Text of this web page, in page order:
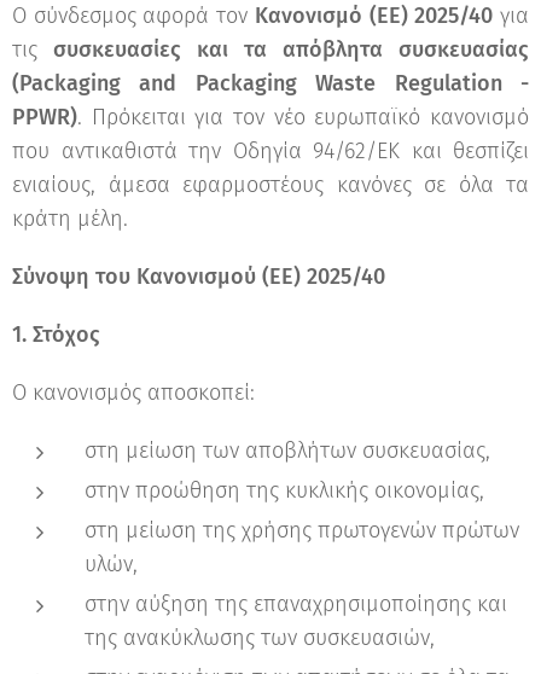
Ο σύνδεσμος αφορά τον Κανονισμό (ΕΕ) 2025/40 για
τις συσκευασίες και τα απόβλητα συσκευασίας
(Packaging and Packaging Waste Regulation -
PPWR). Πρόκειται για τον νέο ευρωπαϊκό κανονισμό
που αντικαθιστά την Οδηγία 94/62/ΕΚ και θεσπίζει
ενιαίους, άμεσα εφαρμοστέους κανόνες σε όλα τα
κράτη μέλη.
Σύνοψη του Κανονισμού (ΕΕ) 2025/40
1. Στόχος
Ο κανονισμός αποσκοπεί:
στη μείωση των αποβλήτων συσκευασίας,
στην προώθηση της κυκλικής οικονομίας,
στη μείωση της χρήσης πρωτογενών πρώτων
υλών,
στην αύξηση της επαναχρησιμοποίησης και
της ανακύκλωσης των συσκευασιών,